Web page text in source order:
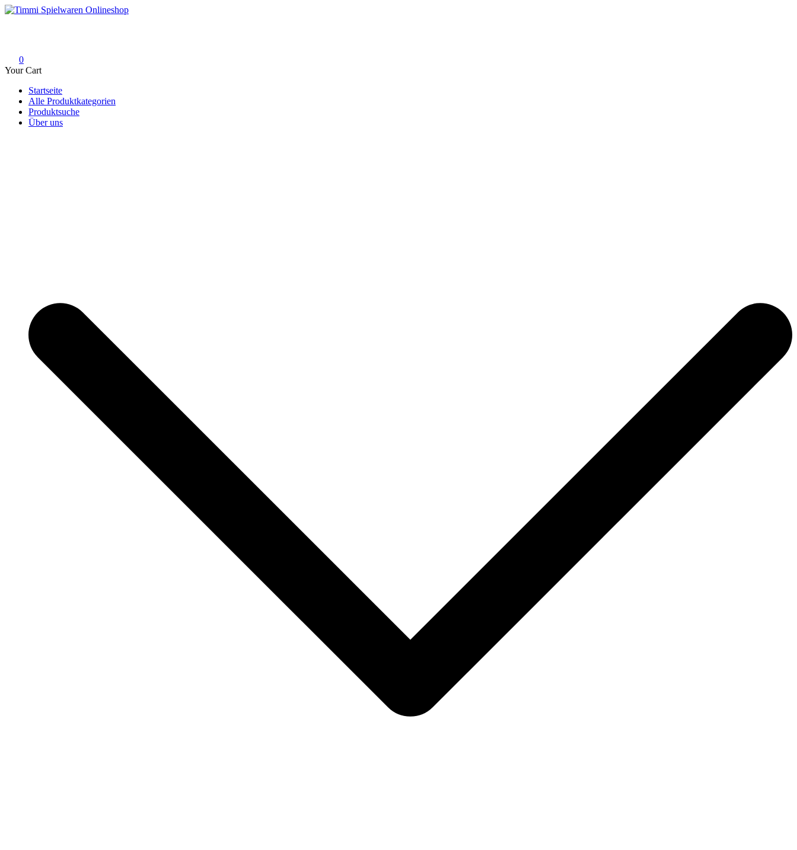
Skip
0
Your Cart
Startseite
Alle Produktkategorien
Produktsuche
Über uns